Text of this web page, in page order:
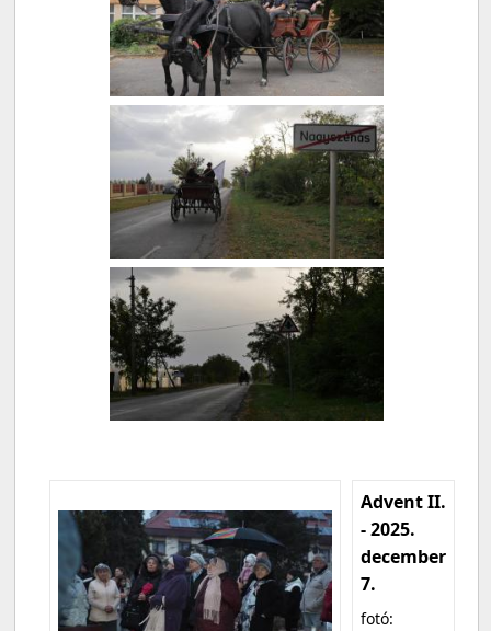
Advent II.
- 2025.
december
7.
fotó: